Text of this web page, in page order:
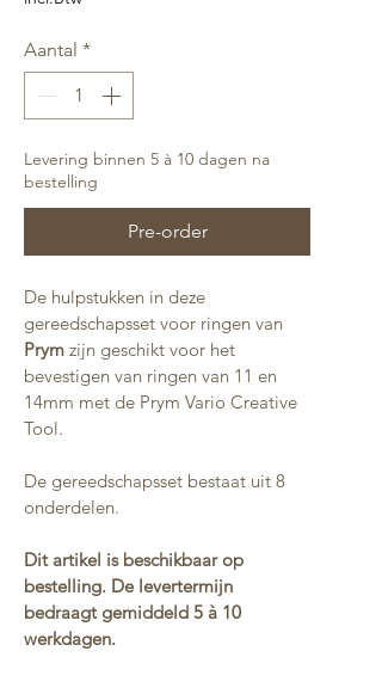
Aantal *
Levering binnen 5 à 10 dagen na
bestelling
Pre-order
De hulpstukken in deze
gereedschapsset voor ringen van
Prym zijn geschikt voor het
bevestigen van ringen van 11 en
14mm met de Prym Vario Creative
Tool.
De gereedschapsset bestaat uit 8
onderdelen.
Dit artikel is beschikbaar op
bestelling. De levertermijn
bedraagt gemiddeld 5 à 10
werkdagen.